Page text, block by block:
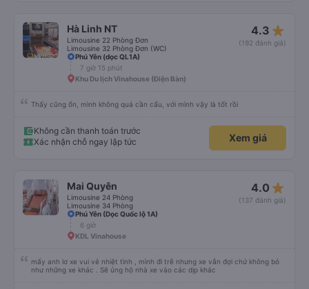
Hà Linh NT
Limousine 22 Phòng Đơn
Limousine 32 Phòng Đơn (WC)
4.3 star_rate
(192 đánh giá)
Phú Yên (dọc QL1A)
7 giờ 15 phút
Khu Du lịch Vinahouse (Điện Bàn)
Thấy cũng ổn, mình không quá cần cẩu, với mình vậy là tốt rồi
Không cần thanh toán trước
Xác nhận chỗ ngay lập tức
Xem giá
Mai Quyên
Limousine 24 Phòng
Limousine 34 Phòng
4.0 star_rate
(137 đánh giá)
Phú Yên (Dọc Quốc lộ 1A)
6 giờ
KDL Vinahouse
mấy anh lơ xe vui vẻ nhiệt tình , mình đi trễ nhưng xe vẫn đợi chứ không bỏ
như những xe khác . Sẽ ủng hộ nhà xe vào các dịp khác